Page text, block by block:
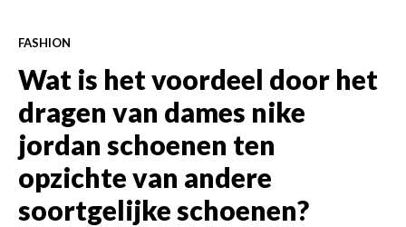
FASHION
Wat is het voordeel door het
dragen van dames nike
jordan schoenen ten
opzichte van andere
soortgelijke schoenen?